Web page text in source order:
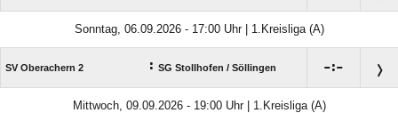
Sonntag, 06.09.2026 - 17:00 Uhr | 1.Kreisliga (A)
SV Oberachern 2 : SG Stollhofen /​ Söllingen :
Mittwoch, 09.09.2026 - 19:00 Uhr | 1.Kreisliga (A)